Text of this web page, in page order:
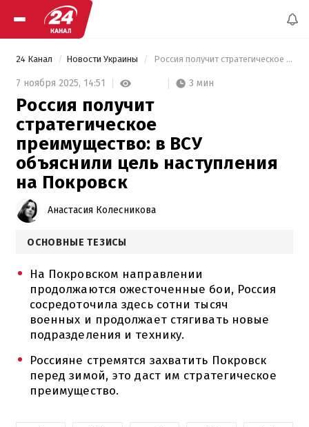
24 Канал Новости Украины Россия получит стратегическое преимущество: в ВСУ объяснили цель наступления на Покровск
7 ноября 2025, 14:51 3 мин
Россия получит
стратегическое
преимущество: в ВСУ
объяснили цель наступления
на Покровск
Анастасия Колесникова
ОСНОВНЫЕ ТЕЗИСЫ
На Покровском направлении
продолжаются ожесточенные бои, Россия
сосредоточила здесь сотни тысяч
военных и продолжает стягивать новые
подразделения и технику.
Россияне стремятся захватить Покровск
перед зимой, это даст им стратегическое
преимущество.